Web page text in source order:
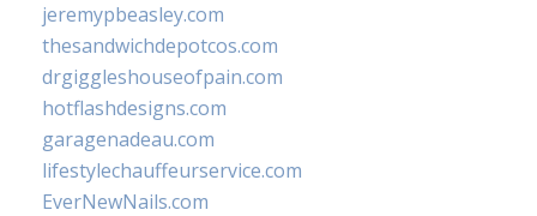
jeremypbeasley.com
thesandwichdepotcos.com
drgiggleshouseofpain.com
hotflashdesigns.com
garagenadeau.com
lifestylechauffeurservice.com
EverNewNails.com